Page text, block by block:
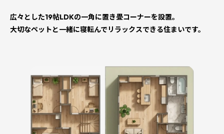
広々とした19帖LDKの一角に置き畳コーナーを設置。
大切なペットと一緒に寝転んでリラックスできる住まいです。